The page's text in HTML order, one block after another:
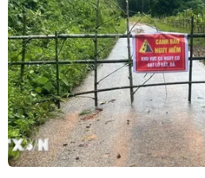
TIN CÙNG CHUYÊN MỤC